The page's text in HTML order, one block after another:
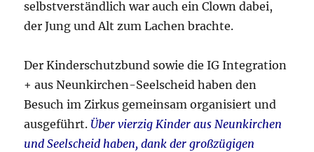
selbstverständlich war auch ein Clown dabei,
der Jung und Alt zum Lachen brachte.
Der Kinderschutzbund sowie die IG Integration
+ aus Neunkirchen-Seelscheid haben den
Besuch im Zirkus gemeinsam organisiert und
ausgeführt. Über vierzig Kinder aus Neunkirchen
und Seelscheid haben, dank der großzügigen